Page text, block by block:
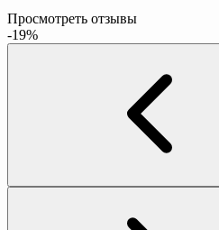
Просмотреть отзывы
-19%